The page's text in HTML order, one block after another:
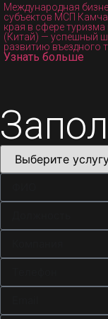
Международная
субъектов МСП
края в сфере туризма
(Китай) — успешный
развитию въездного
Узнать больше